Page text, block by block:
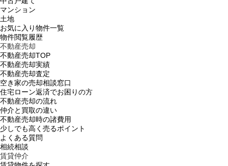
マンション
土地
お気に入り物件一覧
物件閲覧履歴
不動産売却
不動産売却TOP
不動産売却実績
不動産売却査定
空き家の売却相談窓口
住宅ローン返済でお困りの方
不動産売却の流れ
仲介と買取の違い
不動産売却時の諸費用
少しでも高く売るポイント
よくある質問
相続相談
賃貸仲介